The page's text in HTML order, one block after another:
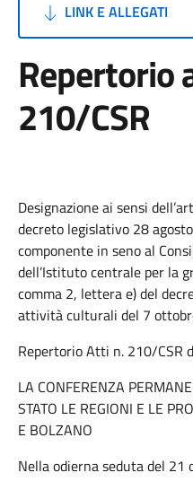
LINK E ALLEGATI
Repertorio
210/CSR
Designazione ai sensi
decreto legislativo 28
componente in seno al
dell’Istituto centrale per la
comma 2, lettera e) del
attività culturali del 7
Repertorio Atti n. 210/CSR
LA CONFERENZA
STATO LE REGIONI E LE
E BOLZANO
Nella odierna seduta del 21